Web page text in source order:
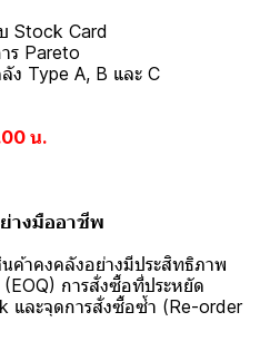
Stock Card
ร Pareto
ง Type A, B และ C
น.
างมืออาชีพ
ค้าคงคลังอย่างมีประสิทธิภาพ
การสั่งซื้อที่ประหยัด
และจุดการสั่งซื้อซ้ำ (Re-order